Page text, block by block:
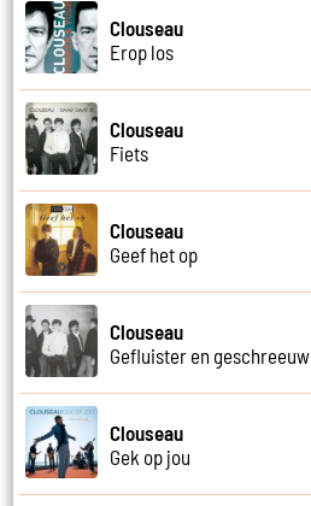
Clouseau
Erop los
Clouseau
Fiets
Clouseau
Geef het op
Clouseau
Gefluister en geschreeuw
Clouseau
Gek op jou